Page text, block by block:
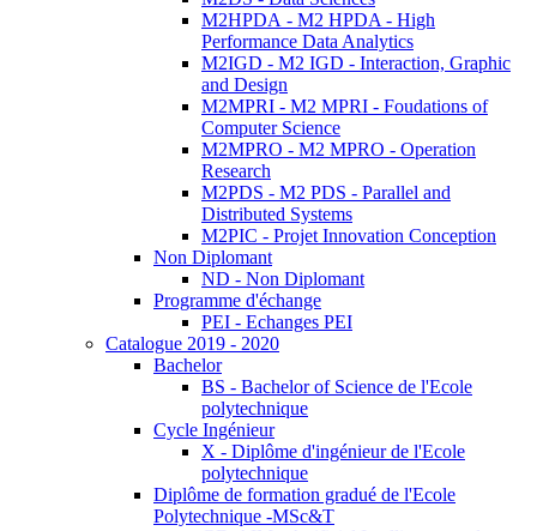
M2HPDA - M2 HPDA - High
Performance Data Analytics
M2IGD - M2 IGD - Interaction, Graphic
and Design
M2MPRI - M2 MPRI - Foudations of
Computer Science
M2MPRO - M2 MPRO - Operation
Research
M2PDS - M2 PDS - Parallel and
Distributed Systems
M2PIC - Projet Innovation Conception
Non Diplomant
ND - Non Diplomant
Programme d'échange
PEI - Echanges PEI
Catalogue 2019 - 2020
Bachelor
BS - Bachelor of Science de l'Ecole
polytechnique
Cycle Ingénieur
X - Diplôme d'ingénieur de l'Ecole
polytechnique
Diplôme de formation gradué de l'Ecole
Polytechnique -MSc&T